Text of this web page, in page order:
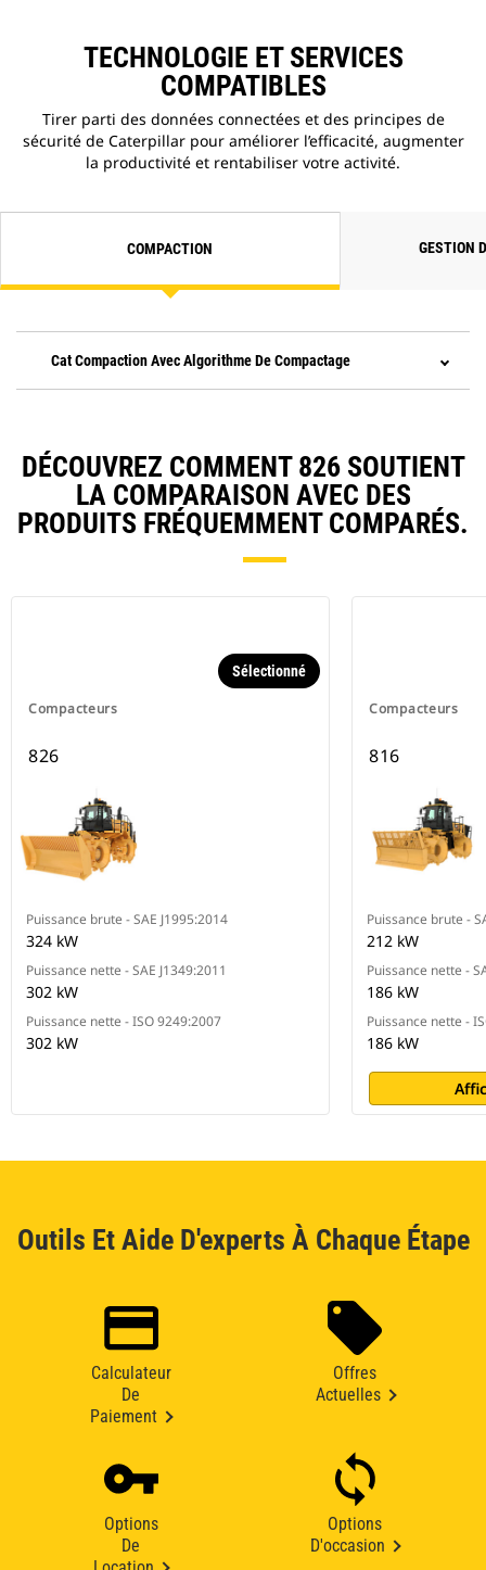
TECHNOLOGIE ET SERVICES
COMPATIBLES
Tirer parti des données connectées et des principes de
sécurité de Caterpillar pour améliorer l’efficacité, augmenter
la productivité et rentabiliser votre activité.
COMPACTION GESTION
Cat Compaction Avec Algorithme De Compactage
DÉCOUVREZ COMMENT 826 SOUTIENT
LA COMPARAISON AVEC DES
PRODUITS FRÉQUEMMENT COMPARÉS.
Compacteurs
Sélectionné
826
Puissance brute - SAE J1995:2014
324 kW
Puissance nette - SAE J1349:2011
302 kW
Puissance nette - ISO 9249:2007
302 kW
Compacteurs
816
Puissance brute -
212 kW
Puissance nette -
186 kW
Puissance nette -
186 kW
Outils Et Aide D'experts À Chaque Étape
Calculateur
De
Paiement
Offres
Actuelles
Options
De
Options
D'occasion